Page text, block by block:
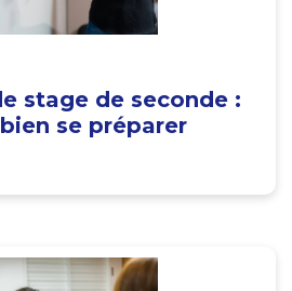
stage de seconde :
se préparer